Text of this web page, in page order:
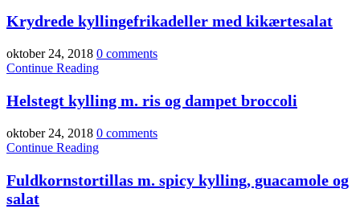
Krydrede kyllingefrikadeller med kikærtesalat
oktober 24, 2018 0 comments
Continue Reading
Helstegt kylling m. ris og dampet broccoli
oktober 24, 2018 0 comments
Continue Reading
Fuldkornstortillas m. spicy kylling, guacamole og
salat